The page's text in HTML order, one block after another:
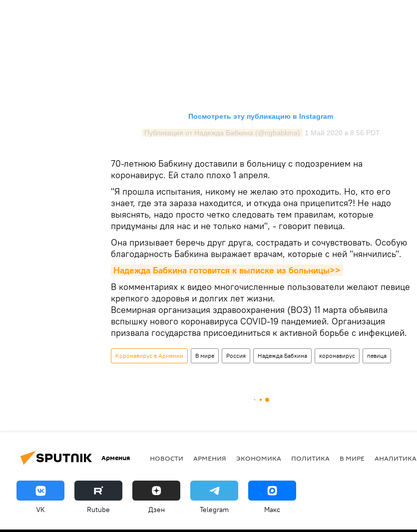
Посмотреть эту публикацию в Instagram
Публикация от Надежда Бабкина (@ngbabkina) 1 Май 2020 в 8:56 PDT
70-летнюю Бабкину доставили в больницу с подозрением на
коронавирус. Ей стало плохо 1 апреля.
"Я прошла испытания, никому не желаю это проходить. Но, кто его
знает, где эта зараза находится, и откуда она прицепится?! Не надо
выяснять, надо просто четко следовать тем правилам, которые
придуманы для нас и не только нами", - говорит певица.
Она призывает беречь друг друга, сострадать и сочувствовать. Особую
благодарность Бабкина выражает врачам, которые с ней "нянчились".
Надежда Бабкина готовится к выписке из больницы>>
В комментариях к видео многочисленные пользователи желают певице
крепкого здоровья и долгих лет жизни.
Всемирная организация здравоохранения (ВОЗ) 11 марта объявила
вспышку нового коронавируса COVID-19 пандемией. Организация
призвала государства присоединиться к активной борьбе с инфекцией.
Коронавирус в Армении В мире Россия Надежда Бабкина коронавирус певица
Армения НОВОСТИ АРМЕНИЯ ЭКОНОМИКА ПОЛИТИКА В МИРЕ АНАЛИТИКА
VK Rutube Дзен Telegram Макс